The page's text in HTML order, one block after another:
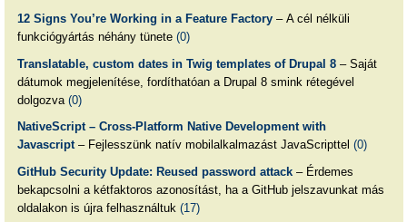
12 Signs You’re Working in a Feature Factory– A cél nélküli
funkciógyártás néhány tünete (0)
Translatable, custom dates in Twig templates of Drupal 8– Saját
dátumok megjelenítése, fordíthatóan a Drupal 8 smink rétegével
dolgozva (0)
NativeScript – Cross-Platform Native Development with
Javascript– Fejlesszünk natív mobilalkalmazást JavaScripttel (0)
GitHub Security Update: Reused password attack– Érdemes
bekapcsolni a kétfaktoros azonosítást, ha a GitHub jelszavunkat más
oldalakon is újra felhasználtuk (17)